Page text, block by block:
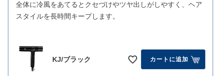
全体に冷風をあてるとクセづけやツヤ出しがしやすく、ヘア
スタイルを長時間キープします。
KJ/ブラック カートに追加